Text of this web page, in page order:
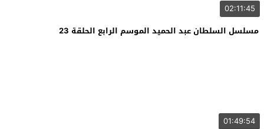
02:11:45
مسلسل السلطان عبد الحميد الموسم الرابع الحلقة 23
01:49:54